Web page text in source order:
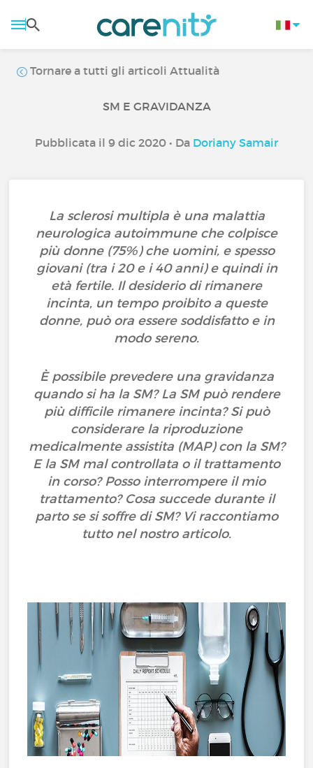
Tornare a tutti gli articoli Attualità
SM E GRAVIDANZA
Pubblicata il 9 dic 2020 • Da Doriany Samair
La sclerosi multipla è una malattia
neurologica autoimmune che colpisce
più donne (75%) che uomini, e spesso
giovani (tra i 20 e i 40 anni) e quindi in
età fertile. Il desiderio di rimanere
incinta, un tempo proibito a queste
donne, può ora essere soddisfatto e in
modo sereno.
È possibile prevedere una gravidanza
quando si ha la SM? La SM può rendere
più difficile rimanere incinta? Si può
considerare la riproduzione
medicalmente assistita (MAP) con la SM?
E la SM mal controllata o il trattamento
in corso? Posso interrompere il mio
trattamento? Cosa succede durante il
parto se si soffre di SM? Vi raccontiamo
tutto nel nostro articolo.